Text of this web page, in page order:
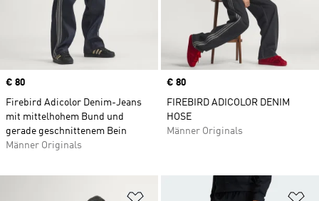
Price
€ 80
Firebird Adicolor Denim-Jeans
mit mittelhohem Bund und
gerade geschnittenem Bein
Männer Originals
Price
€ 80
FIREBIRD ADICOLOR DENIM
HOSE
Männer Originals
Zur Wunschliste hinzufügen